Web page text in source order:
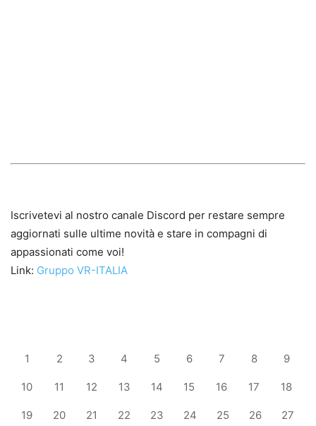
Iscrivetevi al nostro canale Discord per restare sempre
aggiornati sulle ultime novità e stare in compagni di
appassionati come voi!
Link: Gruppo VR-ITALIA
1 2 3 4 5 6 7 8 9
10 11 12 13 14 15 16 17 18
19 20 21 22 23 24 25 26 27